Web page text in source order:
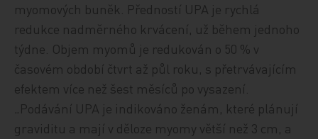
myomových buněk. Předností UPA je rychlá
redukce nadměrného krvácení, už během jednoho
týdne. Objem myomů je redukován o 50 % v
časovém období čtvrt až půl roku, s přetrvávajícím
efektem více než šest měsíců po vysazení.
„Podávání UPA je indikováno ženám, které plánují
graviditu a mají v děloze myomy větší než 3 cm, a